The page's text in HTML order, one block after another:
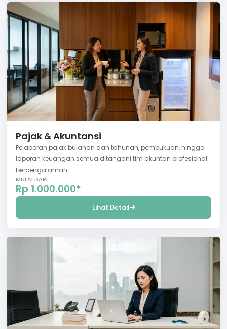
Pajak & Akuntansi
Pelaporan pajak bulanan dan tahunan, pembukuan, hingga
laporan keuangan semua ditangani tim akuntan profesional
berpengalaman.
MULAI DARI
Rp 1.000.000*
Lihat Detail